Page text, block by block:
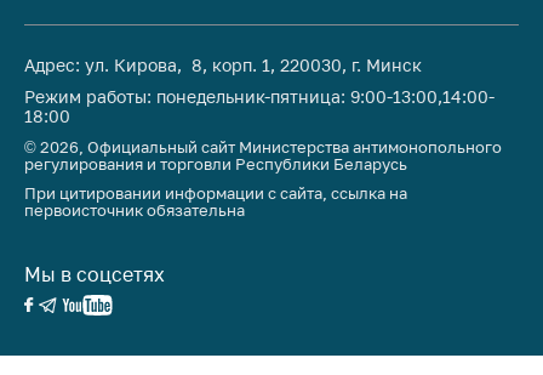
Адрес: ул. Кирова, 8, корп. 1, 220030, г. Минск
Режим работы: понедельник-пятница: 9:00-13:00,14:00-
18:00
© 2026, Официальный сайт Министерства антимонопольного
регулирования и торговли Республики Беларусь
При цитировании информации с сайта, ссылка на
первоисточник обязательна
Мы в соцсетях